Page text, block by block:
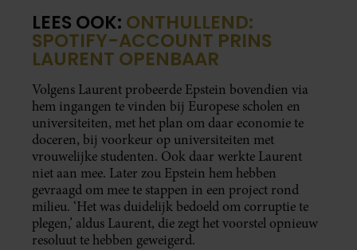
LEES OOK: ONTHULLEND:
SPOTIFY-ACCOUNT PRINS
LAURENT OPENBAAR
Volgens Laurent probeerde Epstein bovendien via
hem ingangen te vinden bij Europese scholen en
universiteiten, met het plan om daar economie te
doceren, bij voorkeur op universiteiten met
vrouwelijke studenten. Ook daar werkte Laurent
niet aan mee. Later zou Epstein hem hebben
gevraagd om mee te stappen in een project rond
milieu. ‘Het was duidelijk bedoeld om corruptie te
plegen,’ aldus Laurent, die zegt het voorstel opnieuw
resoluut te hebben geweigerd.